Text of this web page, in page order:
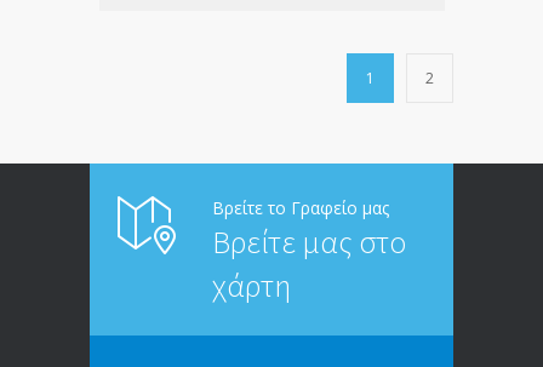
1 2
Βρείτε το Γραφείο μας
Βρείτε μας στο
χάρτη